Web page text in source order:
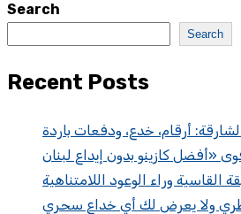
Search
Search
Recent Posts
أرقام، خدع، ودفعات باردة
القاسية وراء الوعود اللامتناهية
ولا يعرض لك أي خداع سحري